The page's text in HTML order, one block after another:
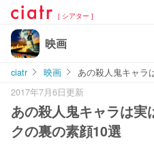
[ シアター ]
映画
ciatr 映画
あの殺人鬼キャラ
2017年7月6日更新
あの殺人鬼キャラは
クの裏の素顔10選